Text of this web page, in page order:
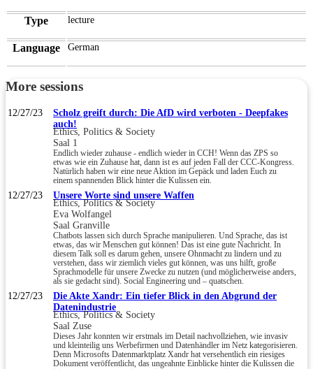
Type lecture
Language German
More sessions
12/27/23
Scholz greift durch: Die AfD wird verboten - Deepfakes
auch!
Ethics, Politics & Society
Saal 1
Endlich wieder zuhause - endlich wieder in CCH! Wenn das ZPS so
etwas wie ein Zuhause hat, dann ist es auf jeden Fall der CCC-Kongress.
Natürlich haben wir eine neue Aktion im Gepäck und laden Euch zu
einem spannenden Blick hinter die Kulissen ein.
12/27/23 Unsere Worte sind unsere Waffen
Ethics, Politics & Society
Eva Wolfangel
Saal Granville
Chatbots lassen sich durch Sprache manipulieren. Und Sprache, das ist
etwas, das wir Menschen gut können! Das ist eine gute Nachricht. In
diesem Talk soll es darum gehen, unsere Ohnmacht zu lindern und zu
verstehen, dass wir ziemlich vieles gut können, was uns hilft, große
Sprachmodelle für unsere Zwecke zu nutzen (und möglicherweise anders,
als sie gedacht sind). Social Engineering und – quatschen.
12/27/23
Die Akte Xandr: Ein tiefer Blick in den Abgrund der
Datenindustrie
Ethics, Politics & Society
Saal Zuse
Dieses Jahr konnten wir erstmals im Detail nachvollziehen, wie invasiv
und kleinteilig uns Werbefirmen und Datenhändler im Netz kategorisieren.
Denn Microsofts Datenmarktplatz Xandr hat versehentlich ein riesiges
Dokument veröffentlicht, das ungeahnte Einblicke hinter die Kulissen die